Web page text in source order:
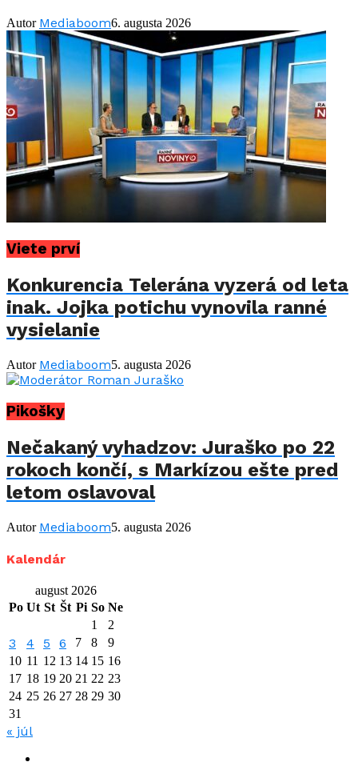
Autor Mediaboom6. augusta 2026
Viete prví
Konkurencia Telerána vyzerá od leta
inak. Jojka potichu vynovila ranné
vysielanie
Autor Mediaboom5. augusta 2026
Pikošky
Nečakaný vyhadzov: Juraško po 22
rokoch končí, s Markízou ešte pred
letom oslavoval
Autor Mediaboom5. augusta 2026
Kalendár
august 2026
Po Ut St Št Pi So Ne
1
2
3 4 5 6 7 8
9
10 11 12 13 14 15 16
17 18 19 20 21 22 23
24 25 26 27 28 29 30
31
« júl